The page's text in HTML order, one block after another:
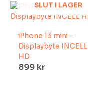
SLUT I LAGER
iPhone 13 mini –
Displaybyte INCELL
HD
899 kr